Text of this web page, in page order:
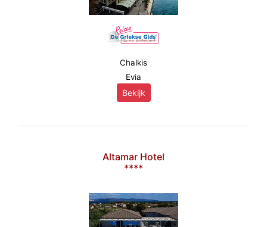
Chalkis
Evia
Bekijk
Altamar Hotel
****